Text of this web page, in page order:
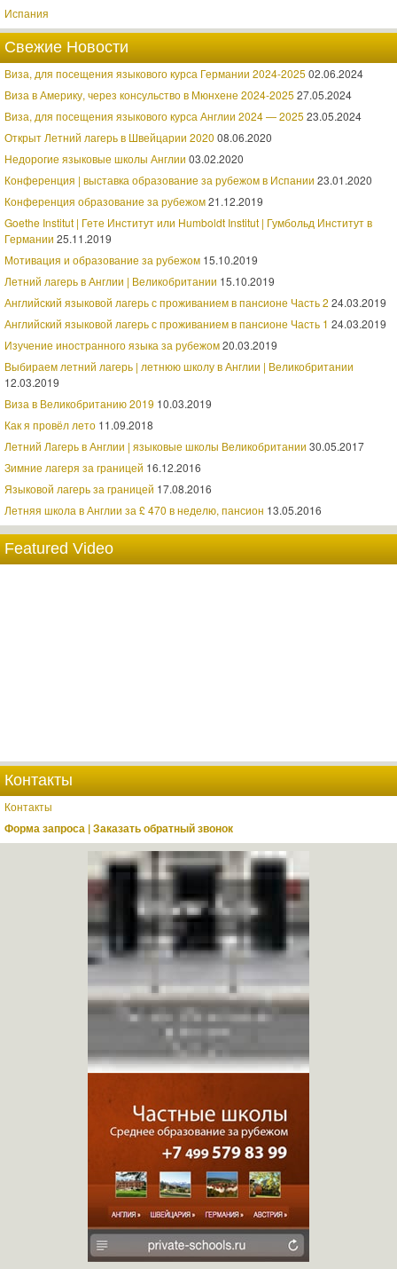
Испания
Свежие Новости
Виза, для посещения языкового курса Германии 2024-2025 02.06.2024
Виза в Америку, через консульство в Мюнхене 2024-2025 27.05.2024
Виза, для посещения языкового курса Англии 2024 — 2025 23.05.2024
Открыт Летний лагерь в Швейцарии 2020 08.06.2020
Недорогие языковые школы Англии 03.02.2020
Конференция | выставка образование за рубежом в Испании 23.01.2020
Конференция образование за рубежом21.12.2019
Goethe Institut | Гете Институт или Humboldt Institut | Гумбольд Институт в
Германии 25.11.2019
Мотивация и образование за рубежом 15.10.2019
Летний лагерь в Англии | Великобритании 15.10.2019
Английский языковой лагерь с проживанием в пансионе Часть 2 24.03.2019
Английский языковой лагерь с проживанием в пансионе Часть 1 24.03.2019
Изучение иностранного языка за рубежом20.03.2019
Выбираем летний лагерь | летнюю школу в Англии | Великобритании
12.03.2019
Виза в Великобританию 2019 10.03.2019
Как я провёл лето 11.09.2018
Летний Лагерь в Англии | языковые школы Великобритании 30.05.2017
Зимние лагеря за границей 16.12.2016
Языковой лагерь за границей 17.08.2016
Летняя школа в Англии за £ 470 в неделю, пансион 13.05.2016
Featured Video
Контакты
Контакты
Форма запроса | Заказать обратный звонок